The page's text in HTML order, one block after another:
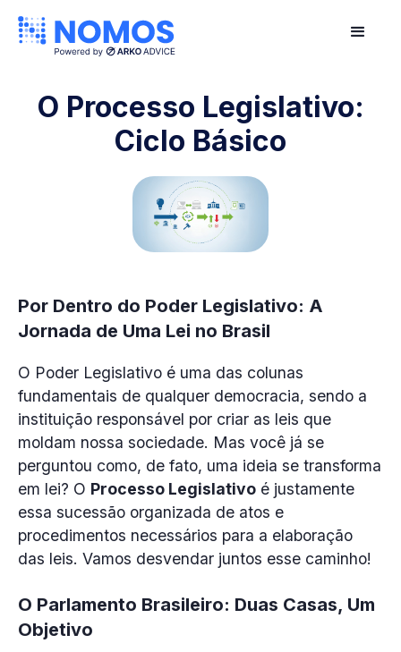
O Processo Legislativo:
Ciclo Básico
Por Dentro do Poder Legislativo: A
Jornada de Uma Lei no Brasil
O Poder Legislativo é uma das colunas
fundamentais de qualquer democracia, sendo a
instituição responsável por criar as leis que
moldam nossa sociedade. Mas você já se
perguntou como, de fato, uma ideia se transforma
em lei? O Processo Legislativo é justamente
essa sucessão organizada de atos e
procedimentos necessários para a elaboração
das leis. Vamos desvendar juntos esse caminho!
O Parlamento Brasileiro: Duas Casas, Um
Objetivo